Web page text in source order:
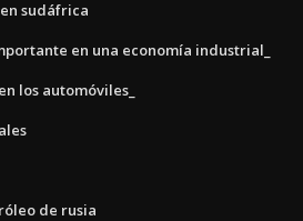
sudáfrica
en una economía industrial_
los automóviles_
de rusia